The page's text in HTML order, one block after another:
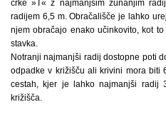
črke »T« z najmanjšim zunanjim
radijem 6,5 m. Obračališče je lahko
njem obračajo enako učinkovito, kot
stavka.
Notranji najmanjši radij dostopne poti
odpadke v križišču ali krivini mora biti
cestah, kjer je lahko najmanjši radij
križišča.